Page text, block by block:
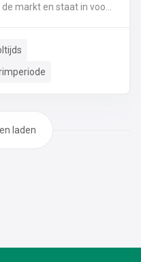
markt en staat in voor
je
laden